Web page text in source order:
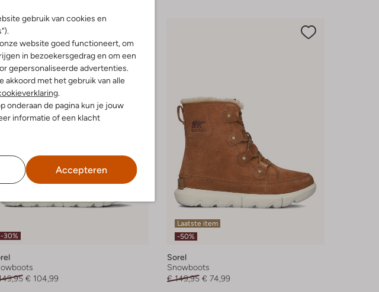
gebruik van cookies en
website goed functioneert, om
in bezoekersgedrag en om een
gepersonaliseerde advertenties.
akkoord met het gebruik van alle
.
onderaan de pagina kun je jouw
informatie of een klacht
Accepteren
-30%
€ 104,99
Laatste item
-50%
Sorel
Snowboots
€ 149,95 € 74,99